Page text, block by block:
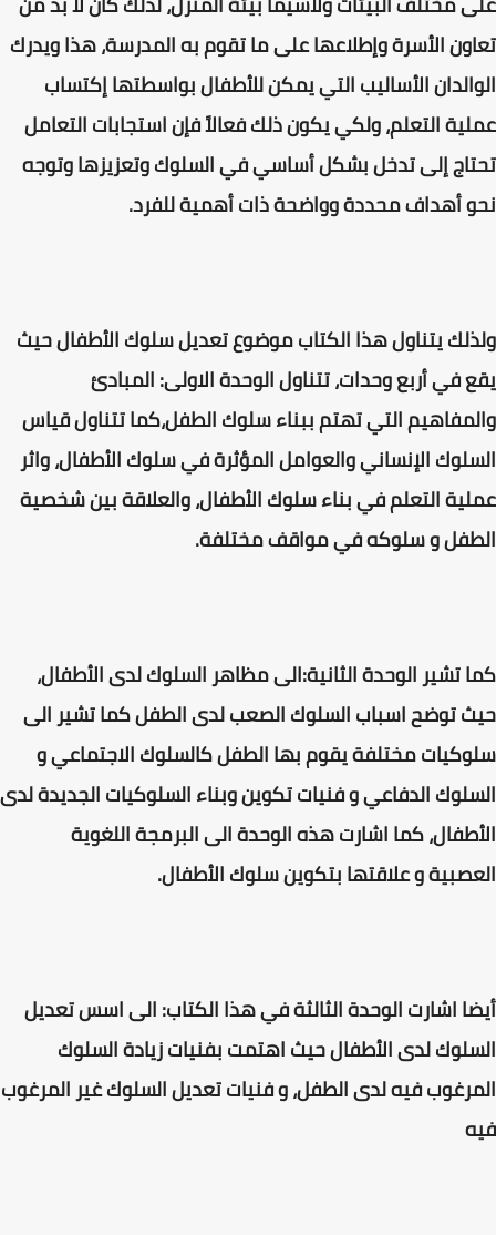
تعاون الأسرة وإطلاعها على ما تقوم به المدرسة، هذا ويدرك
الوالدان الأساليب التي يمكن للأطفال بواسطتها إكتساب
عملية التعلم، ولكي يكون ذلك فعالاً فإن استجابات التعامل
تحتاج إلى تدخل بشكل أساسي في السلوك وتعزيزها وتوجه
نحو أهداف محددة وواضحة ذات أهمية للفرد.
ولذلك يتناول هذا الكتاب موضوع تعديل سلوك الأطفال حيث
يقع في أربع وحدات، تتناول الوحدة الاولى: المبادئ
والمفاهيم التي تهتم ببناء سلوك الطفل،كما تتناول قياس
السلوك الإنساني والعوامل المؤثرة في سلوك الأطفال، واثر
عملية التعلم في بناء سلوك الأطفال، والعلاقة بين شخصية
الطفل و سلوكه في مواقف مختلفة.
كما تشير الوحدة الثانية:الى مظاهر السلوك لدى الأطفال،
حيث توضح اسباب السلوك الصعب لدى الطفل كما تشير الى
سلوكيات مختلفة يقوم بها الطفل كالسلوك الاجتماعي و
السلوك الدفاعي و فنيات تكوين وبناء السلوكيات الجديدة لدى
الأطفال، كما اشارت هذه الوحدة الى البرمجة اللغوية
العصبية و علاقتها بتكوين سلوك الأطفال.
أيضا اشارت الوحدة الثالثة في هذا الكتاب: الى اسس تعديل
السلوك لدى الأطفال حيث اهتمت بفنيات زيادة السلوك
المرغوب فيه لدى الطفل، و فنيات تعديل السلوك غير المرغوب
فيه